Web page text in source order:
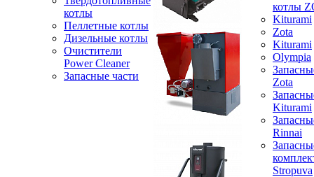
котлы
Пеллетные котлы
Дизельные котлы
Очистители
Power Cleaner
Запасные части
котлы
Kiturami
Zota
Kiturami
Olympia
Zota
Kiturami
Rinnai
Stropuva